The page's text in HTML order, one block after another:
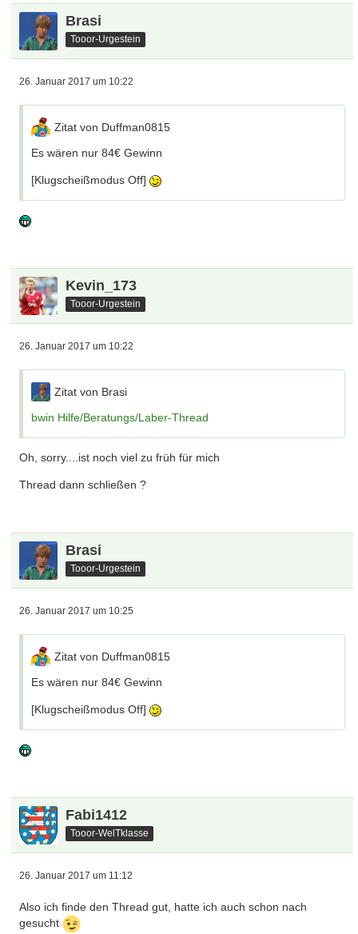
Brasi
Tooor-Urgestein
26. Januar 2017 um 10:22
Zitat von Duffman0815
Es wären nur 84€ Gewinn
[Klugscheißmodus Off]
Kevin_173
Tooor-Urgestein
26. Januar 2017 um 10:22
Zitat von Brasi
bwin Hilfe/Beratungs/Laber-Thread
Oh, sorry....ist noch viel zu früh für mich
Thread dann schließen ?
Brasi
Tooor-Urgestein
26. Januar 2017 um 10:25
Zitat von Duffman0815
Es wären nur 84€ Gewinn
[Klugscheißmodus Off]
Fabi1412
Tooor-WelTklasse
26. Januar 2017 um 11:12
Also ich finde den Thread gut, hatte ich auch schon nach
gesucht